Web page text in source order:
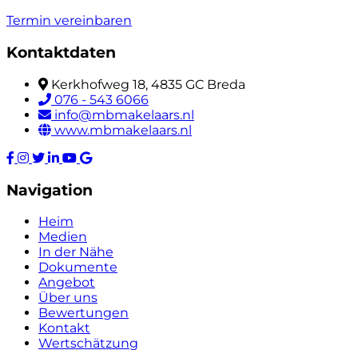
Termin vereinbaren
Kontaktdaten
Kerkhofweg 18, 4835 GC Breda
076 - 543 6066
info@mbmakelaars.nl
www.mbmakelaars.nl
Navigation
Heim
Medien
In der Nähe
Dokumente
Angebot
Über uns
Bewertungen
Kontakt
Wertschätzung